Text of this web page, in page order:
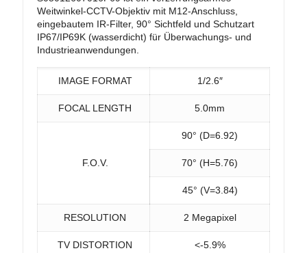
Weitwinkel-CCTV-Objektiv mit M12-Anschluss,
eingebautem IR-Filter, 90° Sichtfeld und Schutzart
IP67/IP69K (wasserdicht) für Überwachungs- und
Industrieanwendungen.
IMAGE FORMAT 1/2.6″
FOCAL LENGTH 5.0mm
F.O.V.
90° (D=6.92)
70° (H=5.76)
45° (V=3.84)
RESOLUTION 2 Megapixel
TV DISTORTION <-5.9%